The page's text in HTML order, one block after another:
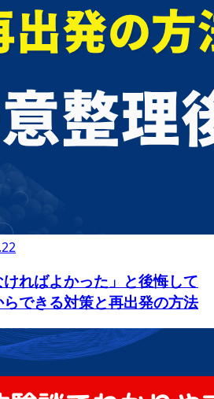
ければよかった」と後悔して
できる対策と再出発の方法